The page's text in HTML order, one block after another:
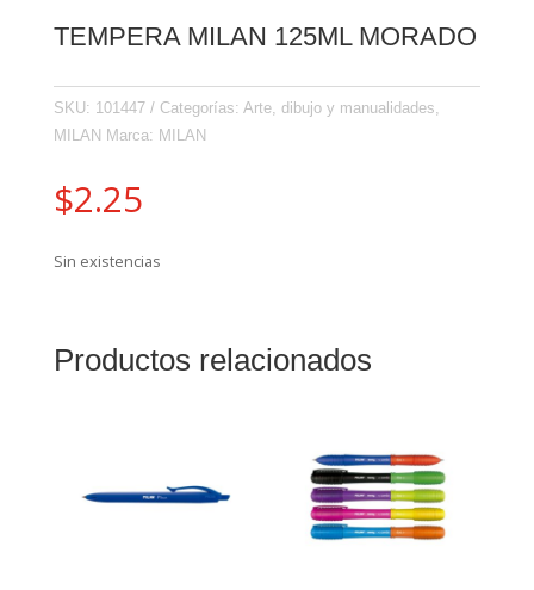
TEMPERA MILAN 125ML MORADO
SKU: 101447 Categorías: Arte, dibujo y manualidades
MILAN Marca: MILAN
$2.25
Sin existencias
Productos relacionados